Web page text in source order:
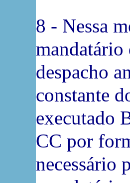
8 - Nessa
mandatário
despacho
constante
executado
CC por
necessário